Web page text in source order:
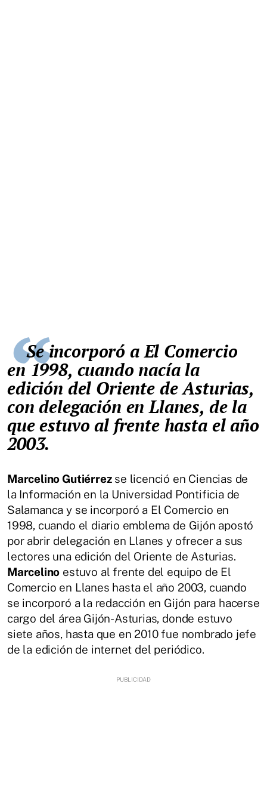
Se incorporó a El Comercio
en 1998, cuando nacía la
edición del Oriente de Asturias,
con delegación en Llanes, de la
que estuvo al frente hasta el año
2003.
Marcelino Gutiérrezse licenció en Ciencias de
la Información en la Universidad Pontificia de
Salamanca y se incorporó a El Comercio en
1998, cuando el diario emblema de Gijón apostó
por abrir delegación en Llanes y ofrecer a sus
lectores una edición del Oriente de Asturias.
Marcelino estuvo al frente del equipo de El
Comercio en Llanes hasta el año 2003, cuando
se incorporó a la redacción en Gijón para hacerse
cargo del área Gijón-Asturias, donde estuvo
siete años, hasta que en 2010 fue nombrado jefe
de la edición de internet del periódico.